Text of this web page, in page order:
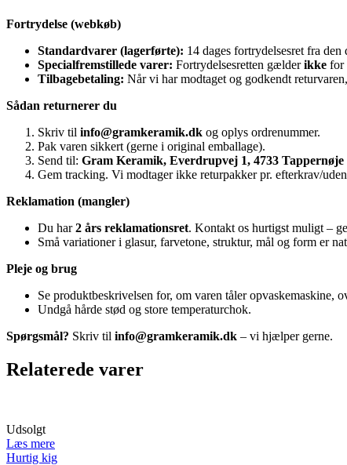
Fortrydelse (webkøb)
Standardvarer (lagerførte): 14 dages fortrydelsesret fra
Specialfremstillede varer: Fortrydelsesretten gælderikke for
Tilbagebetaling: Når vi har modtaget og godkendt
Sådan returnerer du
Skriv til info@gramkeramik.dk og oplys ordrenummer.
Pak varen sikkert (gerne i original emballage).
Send til: Gram Keramik, Everdrupvej 1, 4733 Tappernøje
Gem tracking. Vi modtager ikke returpakker pr. efterkrav/
Reklamation (mangler)
Du har2 års reklamationsret. Kontakt os hurtigst muligt –
Små variationer i glasur, farvetone, struktur, mål og form er
Pleje og brug
Se produktbeskrivelsen for, om varen tåler opvaskemaskine,
Undgå hårde stød og store temperaturchok.
Spørgsmål? Skriv til info@gramkeramik.dk – vi hjælper gerne.
Relaterede varer
Udsolgt
Læs mere
Hurtig kig